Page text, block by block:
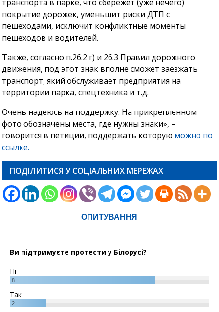
транспорта в парке, что сбережет (уже нечего)
покрытие дорожек, уменьшит риски ДТП с
пешеходами, исключит конфликтные моменты
пешеходов и водителей.
Также, согласно п.26.2 г) и 26.3 Правил дорожного
движения, под этот знак вполне сможет заезжать
транспорт, який обслуживает предприятия на
территории парка, спецтехника и т.д.
Очень надеюсь на поддержку. На прикрепленном
фото обозначены места, где нужны знаки», –
говорится в петиции, поддержать которую можно по
ссылке.
ПОДІЛИТИСЯ У СОЦІАЛЬНИХ МЕРЕЖАХ
ОПИТУВАННЯ
Ви підтримуєте протести у Білорусі?
Ні
8
Так
2